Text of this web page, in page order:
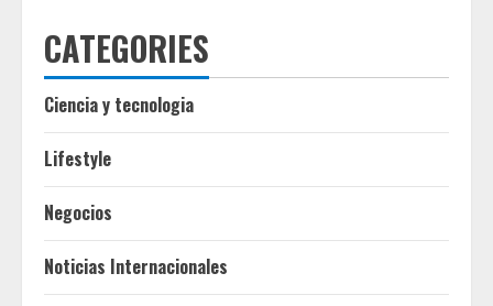
CATEGORIES
Ciencia y tecnologia
Lifestyle
Negocios
Noticias Internacionales